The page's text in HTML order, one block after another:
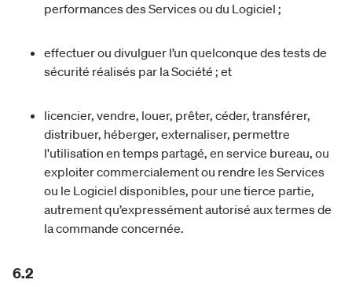
performances des Services ou du Logiciel ;
effectuer ou divulguer l’un quelconque des tests de
sécurité réalisés par la Société ; et
licencier, vendre, louer, prêter, céder, transférer,
distribuer, héberger, externaliser, permettre
l'utilisation en temps partagé, en service bureau, ou
exploiter commercialement ou rendre les Services
ou le Logiciel disponibles, pour une tierce partie,
autrement qu’expressément autorisé aux termes de
la commande concernée.
6.2